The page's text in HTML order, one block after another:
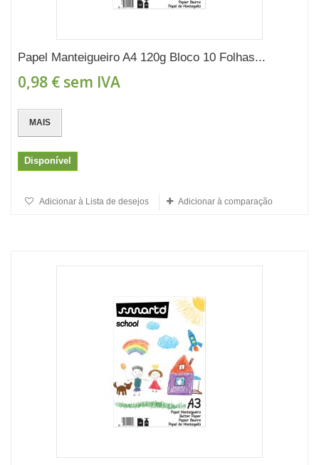
Papel Manteigueiro A4 120g Bloco 10 Folhas...
0,98 € sem IVA
MAIS
Disponível
Adicionar à Lista de desejos Adicionar à comparação